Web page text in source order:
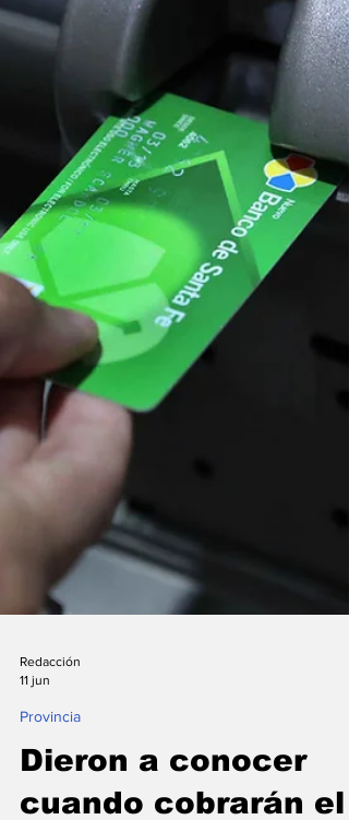
Provincial, a través del Ministerio de
Economía, informó que los haberes del mes
de junio se percibirán a partir del miércoles 1
de julio, comenzando por el personal
y penitenciario y los pasivos que cobren
hasta $ 1
11 jun